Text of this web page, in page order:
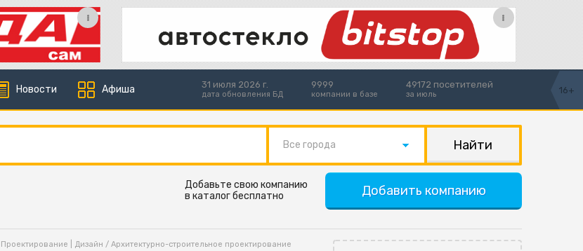
Новости Афиша 31 июля 2026 г.
дата обновления БД
9999
компании в базе
49172 посетителей
за июль 16+
Все города
Добавить компанию
Добавьте свою компанию
в каталог бесплатно
Проектирование | Дизайн / Архитектурно-строительное проектирование